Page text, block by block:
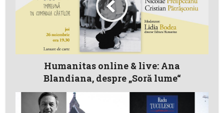
Humanitas online & live: Ana
Blandiana, despre „Soră lume“